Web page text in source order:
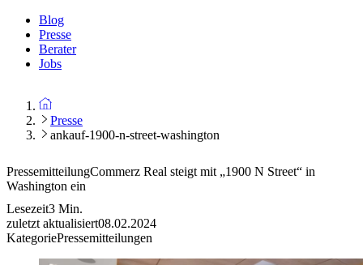
Blog
Presse
Berater
Jobs
Presse
ankauf-1900-n-street-washington
PressemitteilungCommerz Real steigt mit „1900 N Street“ in
Washington ein
Lesezeit3 Min.
zuletzt aktualisiert08.02.2024
KategoriePressemitteilungen